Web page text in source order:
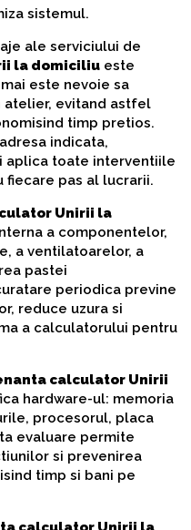
sistemul.
ale serviciului de
la domiciliu este
este nevoie sa
evitand astfel
timp pretios.
indicata,
aplica toate interventiile
fiecare pas al lucrarii.
Unirii la
a componentelor,
a ventilatoarelor, a
pastei
periodica previne
reduce uzura si
a calculatorului pentru
calculator Unirii
hardware-ul: memoria
procesorul, placa
evaluare permite
si prevenirea
timp si bani pe